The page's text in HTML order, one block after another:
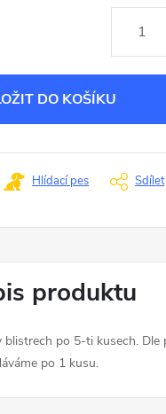
DO KOŠÍKU
Hlídací pes Sdílet
produktu
blistrech po 5-ti kusech.
po 1 kusu.